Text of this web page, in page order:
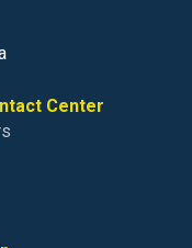
Center